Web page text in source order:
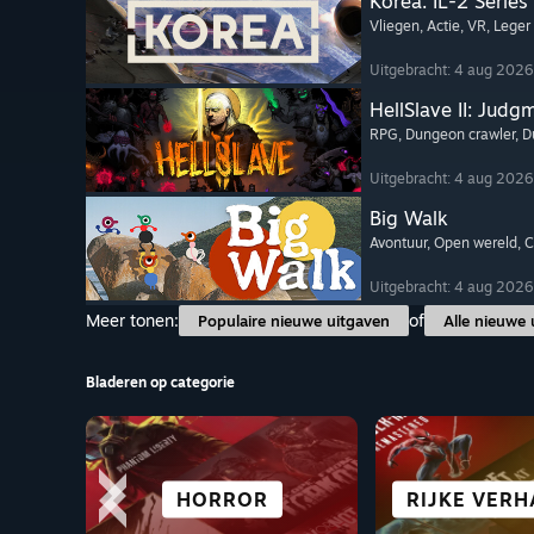
Vliegen, Actie, VR, Leger
Uitgebracht: 4 aug 2026
HellSlave II:
RPG, Dungeon crawler,
Uitgebracht: 4 aug 2026
Big Walk
Avontuur, Open wereld,
Uitgebracht: 4 aug 2026
Meer tonen:
Populaire nieuwe uitgaven of Alle nieuwe
Bladeren op categorie
HORROR RIJKE
VECHTEN
SCIFI
OPEN WERELD VISUELE
STRATEGIE ALLE